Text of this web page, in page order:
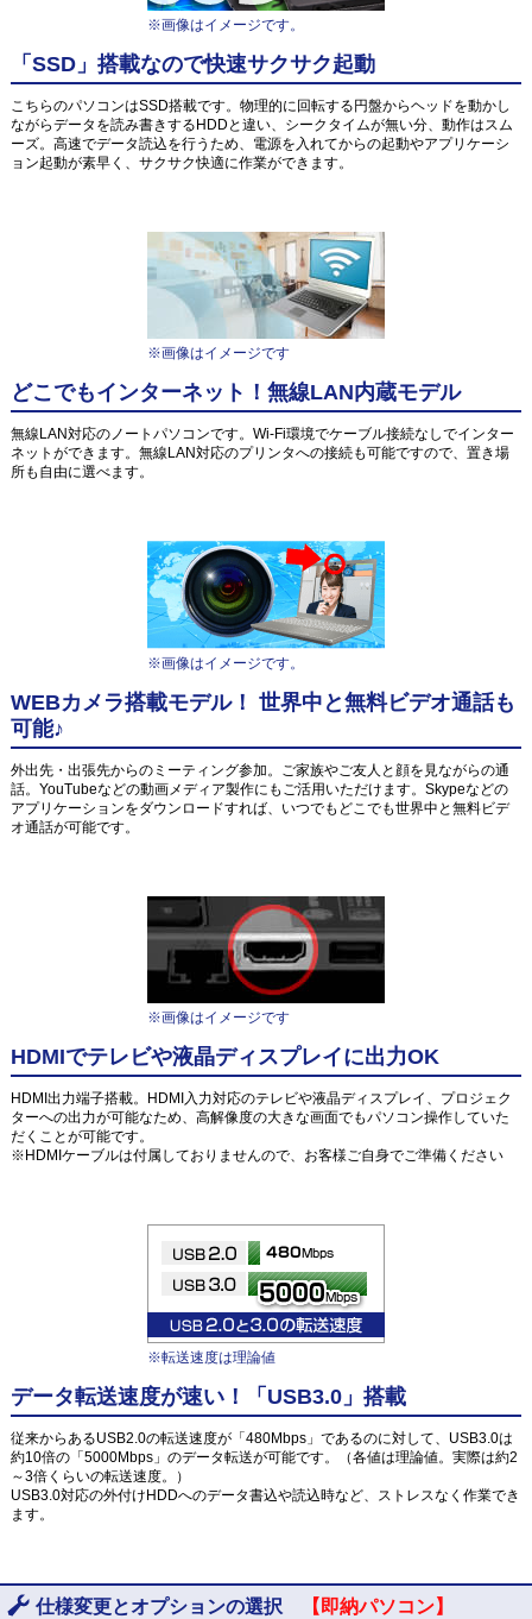
※画像はイメージです。
「SSD」搭載なので快速サクサク起動
こちらのパソコンはSSD搭載です。物理的に回転する円盤からヘッドを動かし
ながらデータを読み書きするHDDと違い、シークタイムが無い分、動作はスム
ーズ。高速でデータ読込を行うため、電源を入れてからの起動やアプリケーシ
ョン起動が素早く、サクサク快適に作業ができます。
※画像はイメージです
どこでもインターネット！無線LAN内蔵モデル
無線LAN対応のノートパソコンです。Wi-Fi環境でケーブル接続なしでインター
ネットができます。無線LAN対応のプリンタへの接続も可能ですので、置き場
所も自由に選べます。
※画像はイメージです。
WEBカメラ搭載モデル！ 世界中と無料ビデオ通話も
可能♪
外出先・出張先からのミーティング参加。ご家族やご友人と顔を見ながらの通
話。YouTubeなどの動画メディア製作にもご活用いただけます。Skypeなどの
アプリケーションをダウンロードすれば、いつでもどこでも世界中と無料ビデ
オ通話が可能です。
※画像はイメージです
HDMIでテレビや液晶ディスプレイに出力OK
HDMI出力端子搭載。HDMI入力対応のテレビや液晶ディスプレイ、プロジェク
ターへの出力が可能なため、高解像度の大きな画面でもパソコン操作していた
だくことが可能です。
※HDMIケーブルは付属しておりませんので、お客様ご自身でご準備ください
※転送速度は理論値
データ転送速度が速い！「USB3.0」搭載
従来からあるUSB2.0の転送速度が「480Mbps」であるのに対して、USB3.0は
約10倍の「5000Mbps」のデータ転送が可能です。（各値は理論値。実際は約2
～3倍くらいの転送速度。）
USB3.0対応の外付けHDDへのデータ書込や読込時など、ストレスなく作業でき
ます。
仕様変更とオプションの選択 【即納パソコン】